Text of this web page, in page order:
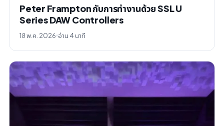
Peter Frampton กับการทำงานด้วย SSL U
Series DAW Controllers
18 พ.ค. 2026 อ่าน 4 นาที